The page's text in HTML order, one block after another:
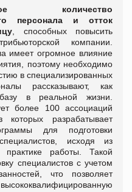
количество
персонала и отток
, способных повысить
компании.
имеет огромное влияние
поэтому необходимо
в специализированных
рассказывают, как
в реальной жизни.
более 100 ассоциаций
которых разрабатывает
для подготовки
исходя из
работы. Такой
специалистов с учетом
что позволяет